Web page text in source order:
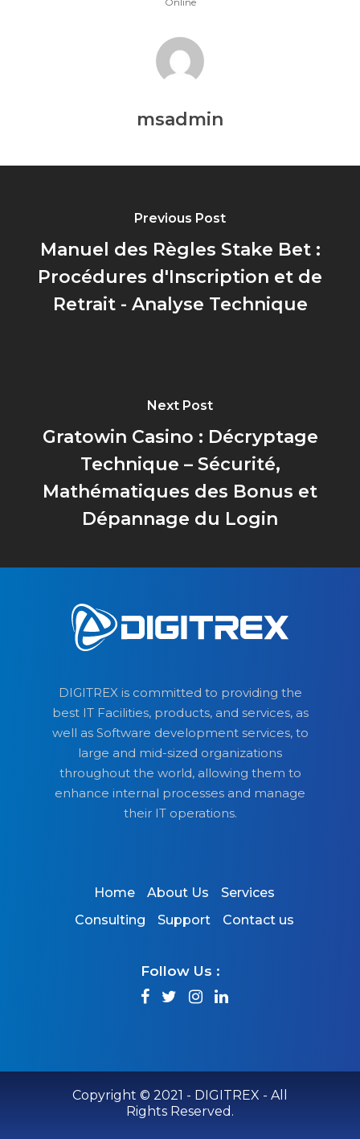
msadmin
Previous Post
Manuel des Règles Stake Bet :
Procédures d'Inscription et de
Retrait - Analyse Technique
Next Post
Gratowin Casino : Décryptage
Technique – Sécurité,
Mathématiques des Bonus et
Dépannage du Login
DIGITREX is committed to providing the
best IT Facilities, products, and services, as
well as Software development services, to
large and mid-sized organizations
throughout the world, allowing them to
enhance internal processes and manage
their IT operations.
Home About Us
Services
Consulting
Support Contact us
Follow Us :
Copyright © 2021 - DIGITREX - All
Rights Reserved.